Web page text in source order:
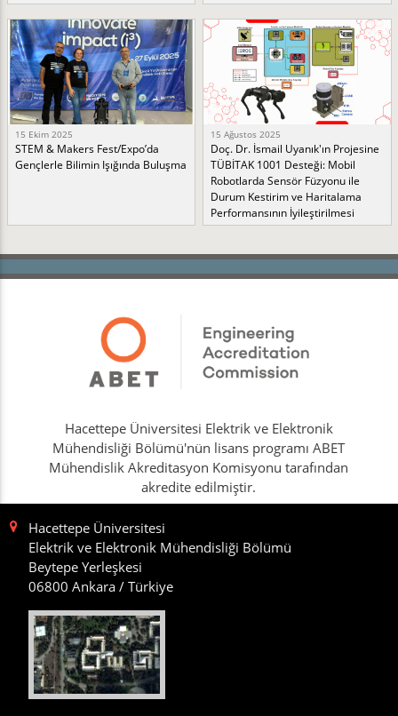
15 Ekim 2025
STEM & Makers Fest/Expo’da
Gençlerle Bilimin Işığında Buluşma
15 Ağustos 2025
Doç. Dr. İsmail Uyanık'ın Projesine
TÜBİTAK 1001 Desteği: Mobil
Robotlarda Sensör Füzyonu ile
Durum Kestirim ve Haritalama
Performansının İyileştirilmesi
Hacettepe Üniversitesi Elektrik ve Elektronik
Mühendisliği Bölümü'nün lisans programı ABET
Mühendislik Akreditasyon Komisyonu tarafından
akredite edilmiştir.
Hacettepe Üniversitesi
Elektrik ve Elektronik Mühendisliği Bölümü
Beytepe Yerleşkesi
06800 Ankara / Türkiye